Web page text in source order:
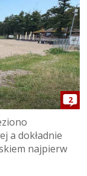
2
a dokładnie
najpierw